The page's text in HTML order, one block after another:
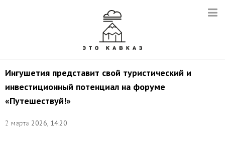
Ингушетия представит свой туристический и
инвестиционный потенциал на форуме
«Путешествуй!»
2 марта 2026, 14:20
Фото:
Александр